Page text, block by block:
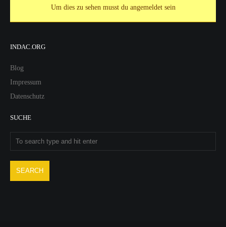
Um dies zu sehen musst du angemeldet sein
INDAC.ORG
Blog
Impressum
Datenschutz
SUCHE